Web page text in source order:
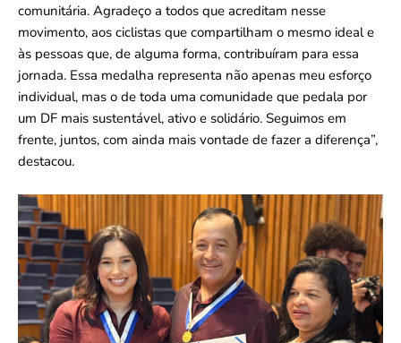
comunitária. Agradeço a todos que acreditam nesse
movimento, aos ciclistas que compartilham o mesmo ideal e
às pessoas que, de alguma forma, contribuíram para essa
jornada. Essa medalha representa não apenas meu esforço
individual, mas o de toda uma comunidade que pedala por
um DF mais sustentável, ativo e solidário. Seguimos em
frente, juntos, com ainda mais vontade de fazer a diferença”,
destacou.